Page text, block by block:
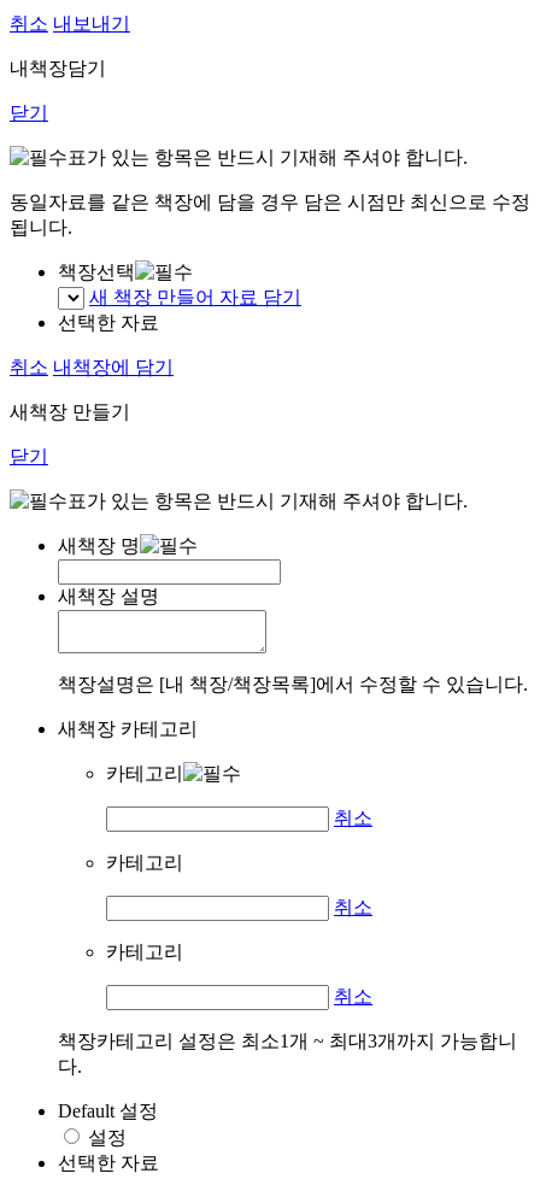
취소 내보내기
내책장담기
닫기
표가 있는 항목은 반드시 기재해 주셔야 합니다.
동일자료를 같은 책장에 담을 경우 담은 시점만 최신으로 수정
됩니다.
책장선택
새 책장 만들어 자료 담기
선택한 자료
취소 내책장에 담기
새책장 만들기
닫기
표가 있는 항목은 반드시 기재해 주셔야 합니다.
새책장 명
새책장 설명
책장설명은 [내 책장/책장목록]에서 수정할 수 있습니다.
새책장 카테고리
카테고리
취소
카테고리
취소
카테고리
취소
책장카테고리 설정은 최소1개 ~ 최대3개까지 가능합니
다.
Default 설정
설정
선택한 자료